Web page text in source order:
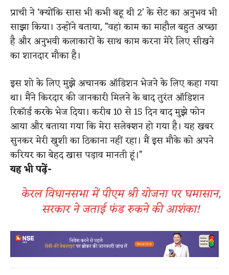
प्राची ने ‘क्योंकि सास भी कभी बहू थी 2’ के सेट का अनुभव भी
साझा किया। उन्होंने बताया, ”वहां काम का माहौल बहुत अच्छा
है और अनुभवी कलाकारों के साथ काम करना मेरे लिए सीखने
का शानदार मौका है।
इस शो के लिए मुझे अचानक ऑडिशन भेजने के लिए कहा गया
था। मैंने किरदार की जानकारी मिलने के बाद तुरंत ऑडिशन
रिकॉर्ड करके भेज दिया। करीब 10 से 15 दिन बाद मुझे फोन
आया और बताया गया कि मेरा सलेक्शन हो गया है। यह खबर
सुनकर मेरी खुशी का ठिकाना नहीं रहा। मैं इस मौके को अपने
करियर का बेहद खास पड़ाव मानती हूं।”
यह भी पढ़ें-
केरल विधानसभा में पीएम श्री योजना पर घमासान,
सरकार ने जताई फंड रुकने की आशंका!